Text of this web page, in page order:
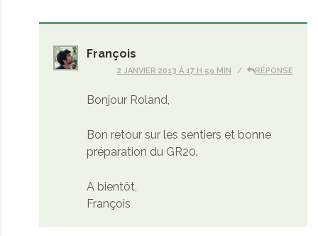
François
2 JANVIER 2013 À 17 H 59 MIN RÉPONSE
Bonjour Roland,
Bon retour sur les sentiers et bonne
préparation du GR20.
A bientôt,
François